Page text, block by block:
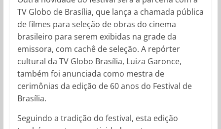
TV Globo de Brasília, que lança a chamada pública
de filmes para seleção de obras do cinema
brasileiro para serem exibidas na grade da
emissora, com cachê de seleção. A repórter
cultural da TV Globo Brasília, Luiza Garonce,
também foi anunciada como mestra de
cerimônias da edição de 60 anos do Festival de
Brasília.
Seguindo a tradição do festival, esta edição